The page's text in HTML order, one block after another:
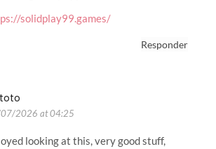
solidplay99.games/
Responder
2026 at 04:25
looking at this, very good stuff,